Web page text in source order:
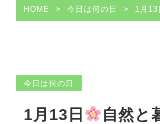
HOME > 今日は何の日 > 1月13
今日は何の日
1月13日 自然と